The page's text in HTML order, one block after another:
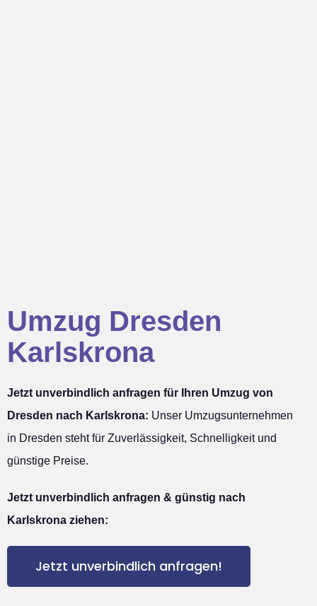
Umzug Dresden
Karlskrona
Jetzt unverbindlich anfragen für Ihren Umzug von
Dresden nach Karlskrona: Unser Umzugsunternehmen
in Dresden steht für Zuverlässigkeit, Schnelligkeit und
günstige Preise.
Jetzt unverbindlich anfragen & günstig nach
Karlskrona ziehen:
Jetzt unverbindlich anfragen!